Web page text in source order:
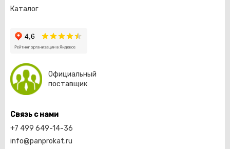
Каталог
Официальный
поставщик
Связь с нами
+7 499 649-14-36
info@panprokat.ru